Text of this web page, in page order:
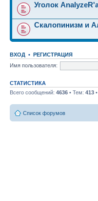
Уголок
Скалопинизм и
ВХОД • РЕГИСТРАЦИЯ
Имя пользователя:
СТАТИСТИКА
Всего сообщений: 4636 • Тем: 413
Список форумов